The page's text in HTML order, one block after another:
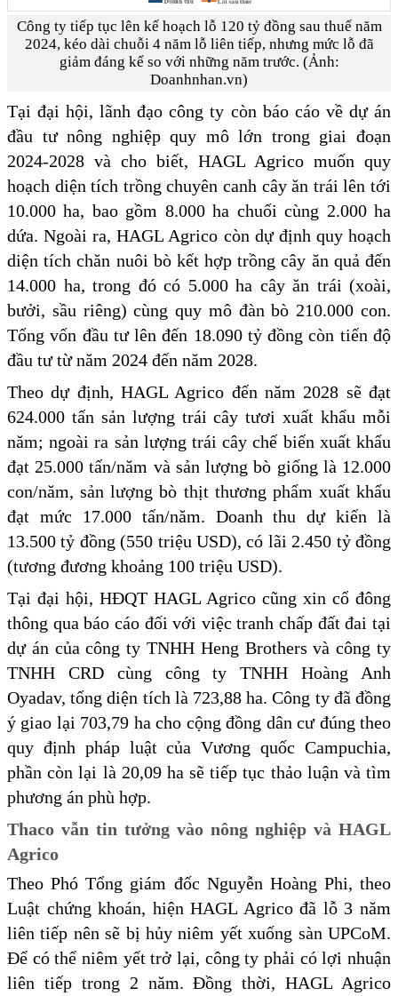
Công ty tiếp tục lên kế hoạch lỗ 120 tỷ đồng sau thuế năm
2024, kéo dài chuỗi 4 năm lỗ liên tiếp, nhưng mức lỗ đã
giảm đáng kể so với những năm trước. (Ảnh:
Doanhnhan.vn)
Tại đại hội, lãnh đạo công ty còn báo cáo về dự án
đầu tư nông nghiệp quy mô lớn trong giai đoạn
2024-2028 và cho biết, HAGL Agrico muốn quy
hoạch diện tích trồng chuyên canh cây ăn trái lên tới
10.000 ha, bao gồm 8.000 ha chuối cùng 2.000 ha
dứa. Ngoài ra, HAGL Agrico còn dự định quy hoạch
diện tích chăn nuôi bò kết hợp trồng cây ăn quả đến
14.000 ha, trong đó có 5.000 ha cây ăn trái (xoài,
bưởi, sầu riêng) cùng quy mô đàn bò 210.000 con.
Tổng vốn đầu tư lên đến 18.090 tỷ đồng còn tiến độ
đầu tư từ năm 2024 đến năm 2028.
Theo dự định, HAGL Agrico đến năm 2028 sẽ đạt
624.000 tấn sản lượng trái cây tươi xuất khẩu mỗi
năm; ngoài ra sản lượng trái cây chế biến xuất khẩu
đạt 25.000 tấn/năm và sản lượng bò giống là 12.000
con/năm, sản lượng bò thịt thương phẩm xuất khẩu
đạt mức 17.000 tấn/năm. Doanh thu dự kiến là
13.500 tỷ đồng (550 triệu USD), có lãi 2.450 tỷ đồng
(tương đương khoảng 100 triệu USD).
Tại đại hội, HĐQT HAGL Agrico cũng xin cổ đông
thông qua báo cáo đối với việc tranh chấp đất đai tại
dự án của công ty TNHH Heng Brothers và công ty
TNHH CRD cùng công ty TNHH Hoàng Anh
Oyadav, tổng diện tích là 723,88 ha. Công ty đã đồng
ý giao lại 703,79 ha cho cộng đồng dân cư đúng theo
quy định pháp luật của Vương quốc Campuchia,
phần còn lại là 20,09 ha sẽ tiếp tục thảo luận và tìm
phương án phù hợp.
Thaco vẫn tin tưởng vào nông nghiệp và HAGL
Agrico
Theo Phó Tổng giám đốc Nguyễn Hoàng Phi, theo
Luật chứng khoán, hiện HAGL Agrico đã lỗ 3 năm
liên tiếp nên sẽ bị hủy niêm yết xuống sàn UPCoM.
Để có thể niêm yết trở lại, công ty phải có lợi nhuận
liên tiếp trong 2 năm. Đồng thời, HAGL Agrico